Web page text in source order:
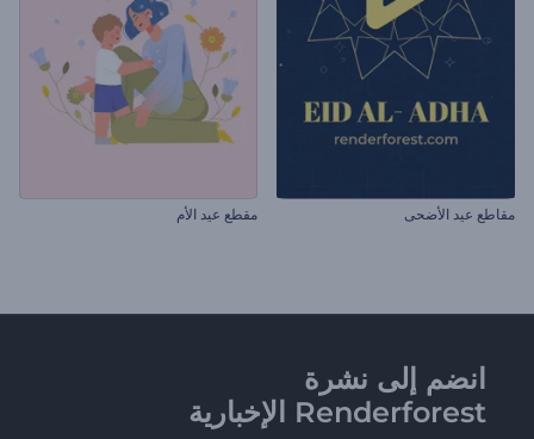
مقاطع عيد الأضحى مقطع عيد الأم
انضم إلى نشرة
Renderforest الإخبارية